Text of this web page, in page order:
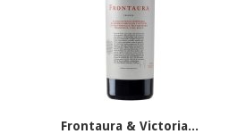
Frontaura & Victoria...